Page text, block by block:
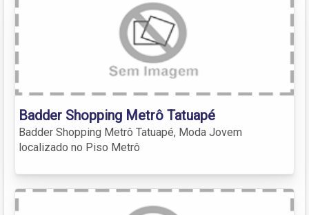
Badder Shopping Metrô Tatuapé
Badder Shopping Metrô Tatuapé, Moda Jovem
localizado no Piso Metrô